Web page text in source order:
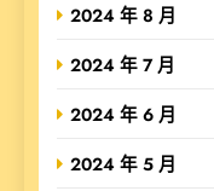
2024 年 8 月
2024 年 7 月
2024 年 6 月
2024 年 5 月